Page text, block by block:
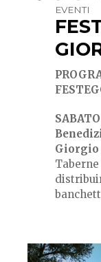
EVENTI
Giorgio
Taberne